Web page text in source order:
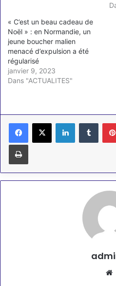
« C’est un beau cadeau de
Noël » : en Normandie, un
jeune boucher malien
menacé d’expulsion a été
régularisé
janvier 9, 2023
Dans "ACTUALITES"
Linkedin
Imprimer